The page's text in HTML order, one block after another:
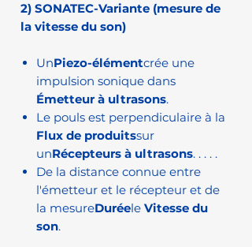
2) SONATEC-Variante (mesure de
la vitesse du son)
UnPiezo-élémentcrée une
impulsion sonique dans
Émetteur à ultrasons.
Le pouls est perpendiculaire à la
Flux de produitssur
unRécepteurs à ultrasons. . . . .
De la distance connue entre
l'émetteur et le récepteur et de
la mesureDuréele Vitesse du
son.